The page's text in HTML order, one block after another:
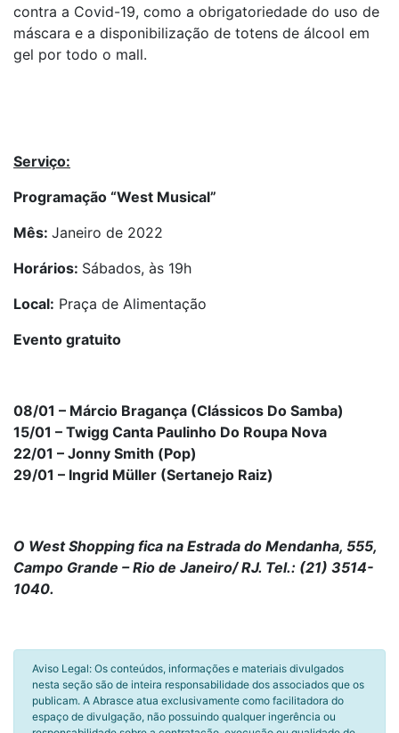
contra a Covid-19, como a obrigatoriedade do uso de
máscara e a disponibilização de totens de álcool em
gel por todo o mall.
Serviço:
Programação “West Musical”
Mês: Janeiro de 2022
Horários: Sábados, às 19h
Local: Praça de Alimentação
Evento gratuito
08/01 – Márcio Bragança (Clássicos Do Samba)
15/01 – Twigg Canta Paulinho Do Roupa Nova
22/01 – Jonny Smith (Pop)
29/01 – Ingrid Müller (Sertanejo Raiz)
O West Shopping fica na Estrada do Mendanha, 555,
Campo Grande – Rio de Janeiro/ RJ. Tel.: (21) 3514-
1040.
Aviso Legal: Os conteúdos, informações e materiais divulgados
nesta seção são de inteira responsabilidade dos associados que os
publicam. A Abrasce atua exclusivamente como facilitadora do
espaço de divulgação, não possuindo qualquer ingerência ou